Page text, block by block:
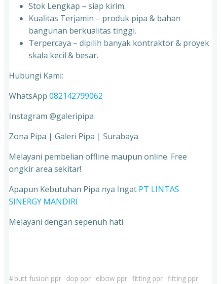
Stok Lengkap – siap kirim.
Kualitas Terjamin – produk pipa & bahan
bangunan berkualitas tinggi.
Terpercaya – dipilih banyak kontraktor & proyek
skala kecil & besar.
Hubungi Kami:
WhatsApp 082142799062
Instagram @galeripipa
Zona Pipa | Galeri Pipa | Surabaya
Melayani pembelian offline maupun online. Free
ongkir area sekitar!
Apapun Kebutuhan Pipa nya Ingat PT LINTAS
SINERGY MANDIRI
Melayani dengan sepenuh hati
#butt fusion ppr dop ppr elbow ppr fitting ppr fitting ppr